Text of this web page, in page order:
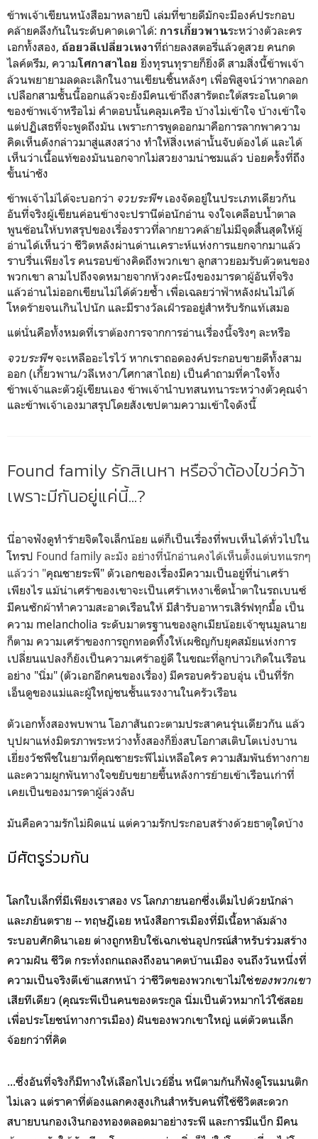
ข้าพเจ้าเขียนหนังสือมาหลายปี เล่มที่ขายดีมักจะมีองค์ประกอบ
คล้ายคลึงกันในระดับคาดเดาได้: การเกี้ยวพานระหว่างตัวละคร
เอกทั้งสอง, ถ้อยวลีเปลี่ยวเหงาที่ถ่ายลงสตอรี่แล้วดูสวย คนกด
ไลค์ตรึม, ความโศกาสาไถย ยิ่งทุรนทุรายก็ยิ่งดี สามสิ่งนี้ข้าพเจ้า
ล้วนพยายามลดละเลิกในงานเขียนชิ้นหลังๆ เพื่อพิสูจน์ว่าหากลอก
เปลือกสามชั้นนี้ออกแล้วจะยังมีคนเข้าถึงสารัตถะใต้สระอโนดาต
ของข้าพเจ้าหรือไม่ คำตอบนั้นคลุมเครือ บ้างไม่เข้าใจ บ้างเข้าใจ
แต่ปฏิเสธที่จะพูดถึงมัน เพราะการพูดออกมาคือการลากพาความ
คิดเห็นดังกล่าวมาสู่แสงสว่าง ทำให้สิ่งเหล่านั้นจับต้องได้ และได้
เห็นว่าเนื้อแท้ของมันนอกจากไม่สวยงามน่าชมแล้ว บ่อยครั้งที่ถึง
ขั้นน่าชัง
ข้าพเจ้าไม่ได้จะบอกว่า จวบระพีฯเองจัดอยู่ในประเภทเดียวกัน
อันที่จริงผู้เขียนค่อนข้างจะปรานีต่อนักอ่าน จงใจเคลือบน้ำตาล
พูนช้อนให้บทสรุปของเรื่องราวที่ลากยาวคล้ายไม่มีจุดสิ้นสุดให้ผู้
อ่านได้เห็นว่า ชีวิตหลังผ่านด่านเคราะห์แห่งการแยกจากมาแล้ว
ราบรื่นเพียงไร คนรอบข้างคิดถึงพวกเขา ลูกสาวยอมรับตัวตนของ
พวกเขา ลามไปถึงจดหมายจากห้วงคะนึงของมารดาผู้อันที่จริง
แล้วอ่านไม่ออกเขียนไม่ได้ด้วยซ้ำ เพื่อเฉลยว่าฟ้าหลังฝนไม่ได้
โหดร้ายจนเกินไปนัก และมีรางวัลเฝ้ารออยู่สำหรับรักแท้เสมอ
แต่นั่นคือทั้งหมดที่เราต้องการจากการอ่านเรื่องนี้จริงๆ ละหรือ
จวบระพีฯจะเหลืออะไรไว้ หากเราถอดองค์ประกอบขายดีทั้งสาม
ออก (เกี้ยวพาน/วลีเหงา/โศกาสาไถย) เป็นคำถามที่คาใจทั้ง
ข้าพเจ้าและตัวผู้เขียนเอง ข้าพเจ้านำบทสนทนาระหว่างตัวคุณจ๋า
และข้าพเจ้าเองมาสรุปโดยสังเขปตามความเข้าใจดังนี้
Found family รักสิเนหา หรือจำต้องไขว่คว้า
เพราะมีกันอยู่แค่นี้...?
นี่อาจฟังดูทำร้ายจิตใจเล็กน้อย แต่ก็เป็นเรื่องที่พบเห็นได้ทั่วไปใน
โทรป Found family ละมัง อย่างที่นักอ่านคงได้เห็นตั้งแต่บทแรกๆ
แล้วว่า "คุณชายระพี" ตัวเอกของเรื่องมีความเป็นอยู่ที่น่าเศร้า
เพียงไร แม้น่าเศร้าของเขาจะเป็นเศร้าเหงาเช็ดน้ำตาในรถเบนซ์
มีคนซักผ้าทำความสะอาดเรือนให้ มีสำรับอาหารเสิร์ฟทุกมื้อ เป็น
ความ melancholia ระดับมาตรฐานของลูกเมียน้อยเจ้าขุนมูลนาย
ก็ตาม ความเศร้าของการถูกทอดทิ้งให้เผชิญกับยุคสมัยแห่งการ
เปลี่ยนแปลงก็ยังเป็นความเศร้าอยู่ดี ในขณะที่ลูกบ่าวเกิดในเรือน
อย่าง "นิ่ม" (ตัวเอกอีกคนของเรื่อง) มีครอบครัวอบอุ่น เป็นที่รัก
เอ็นดูของแม่และผู้ใหญ่ชนชั้นแรงงานในครัวเรือน
ตัวเอกทั้งสองพบพาน โอภาสันถวะตามประสาคนรุ่นเดียวกัน แล้ว
บุปผาแห่งมิตรภาพระหว่างทั้งสองก็ยิ่งสบโอกาสเติบโตเบ่งบาน
เยี่ยงวัชพืชในยามที่คุณชายระพีไม่เหลือใคร ความสัมพันธ์ทางกาย
และความผูกพันทางใจขยับขยายขึ้นหลังการย้ายเข้าเรือนเก่าที่
เคยเป็นของมารดาผู้ล่วงลับ
มันคือความรักไม่ผิดแน่ แต่ความรักประกอบสร้างด้วยธาตุใดบ้าง
มีศัตรูร่วมกัน
โลกใบเล็กที่มีเพียงเราสอง vs โลกภายนอกซึ่งเต็มไปด้วยนักล่า
และภยันตราย -- ทฤษฎีเอย หนังสือการเมืองที่มีเนื้อหาล้มล้าง
ระบอบศักดินาเอย ต่างถูกหยิบใช้เฉกเช่นอุปกรณ์สำหรับร่วมสร้าง
ความฝัน ชีวิต กระทั่งถกแถลงถึงอนาคตบ้านเมือง จนถึงวันหนึ่งที่
ความเป็นจริงตีเข้าแสกหน้า ว่าชีวิตของพวกเขาไม่ใช่ของพวกเขา
เสียทีเดียว (คุณระพีเป็นคนของตระกูล นิ่มเป็นตัวหมากไว้ใช้สอย
เพื่อประโยชน์ทางการเมือง) ฝันของพวกเขาใหญ่ แต่ตัวตนเล็ก
จ้อยกว่าที่คิด
...ซึ่งอันที่จริงก็มีทางให้เลือกไปเวย์อื่น หนีตามกันก็ฟังดูโรแมนติก
ไม่เลว แต่ราคาที่ต้องแลกคงสูงเกินสำหรับคนที่ใช้ชีวิตสะดวก
สบายบนกองเงินกองทองตลอดมาอย่างระพี และการมีแบ็ก มีคน